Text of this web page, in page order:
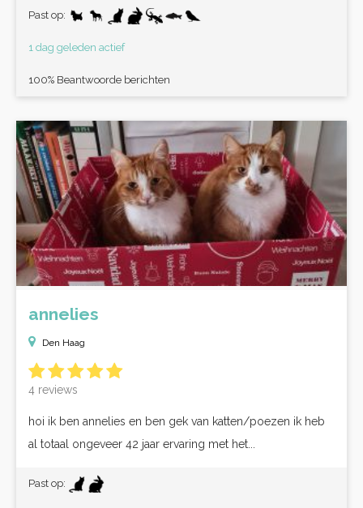
Past op:
1 dag geleden actief
100% Beantwoorde berichten
annelies
Den Haag
4 reviews
hoi ik ben annelies en ben gek van katten/poezen ik heb
al totaal ongeveer 42 jaar ervaring met het...
Past op: